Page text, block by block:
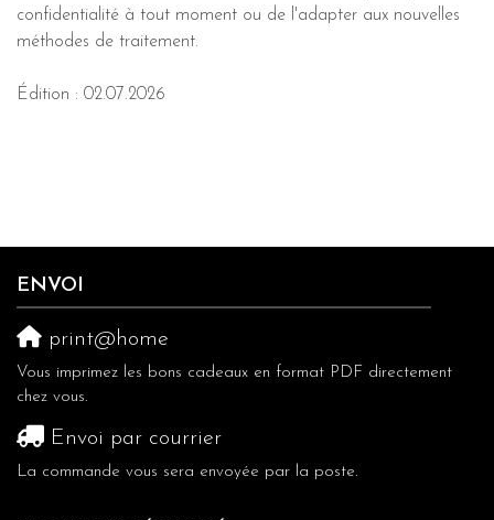
confidentialité à tout moment ou de l'adapter aux nouvelles
méthodes de traitement.
Édition : 02.07.2026
ENVOI
print@home
Vous imprimez les bons cadeaux en format PDF directement
chez vous.
Envoi par courrier
La commande vous sera envoyée par la poste.